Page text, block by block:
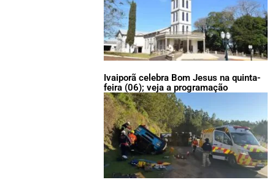
Ivaiporã celebra Bom Jesus na quinta-
feira (06); veja a programação